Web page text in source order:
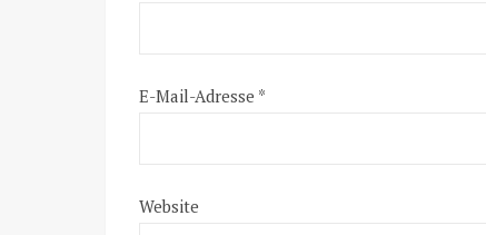
E-Mail-Adresse *
Website